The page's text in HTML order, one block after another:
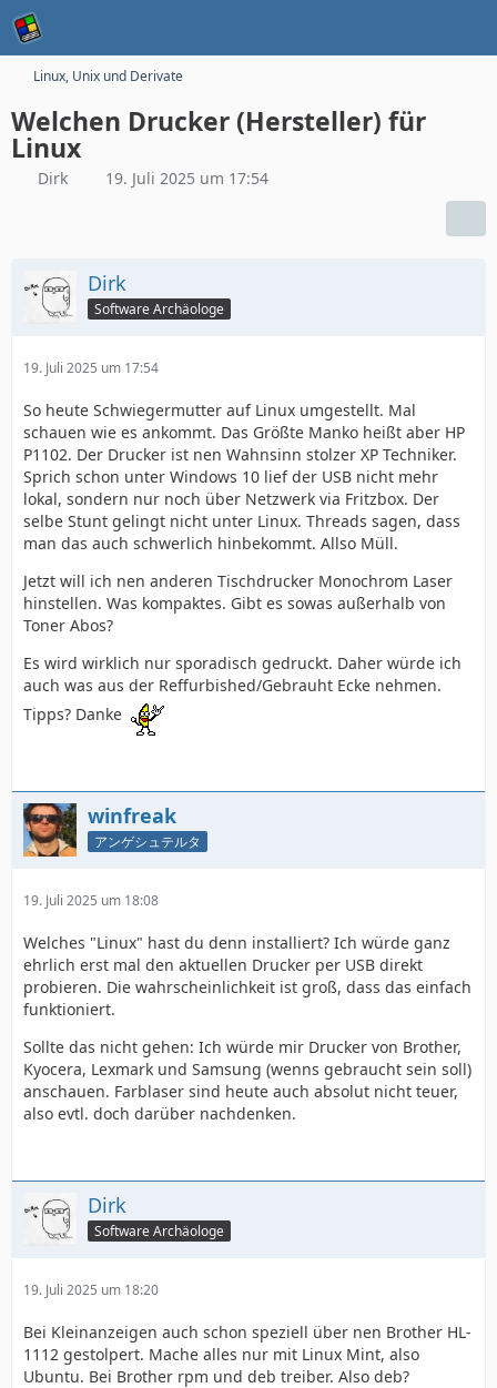
Linux, Unix und Derivate
Welchen Drucker (Hersteller) für
Linux
Dirk 19. Juli 2025 um 17:54
Dirk
Software Archäologe
19. Juli 2025 um 17:54
So heute Schwiegermutter auf Linux umgestellt. Mal
schauen wie es ankommt. Das Größte Manko heißt aber HP
P1102. Der Drucker ist nen Wahnsinn stolzer XP Techniker.
Sprich schon unter Windows 10 lief der USB nicht mehr
lokal, sondern nur noch über Netzwerk via Fritzbox. Der
selbe Stunt gelingt nicht unter Linux. Threads sagen, dass
man das auch schwerlich hinbekommt. Allso Müll.
Jetzt will ich nen anderen Tischdrucker Monochrom Laser
hinstellen. Was kompaktes. Gibt es sowas außerhalb von
Toner Abos?
Es wird wirklich nur sporadisch gedruckt. Daher würde ich
auch was aus der Reffurbished/Gebrauht Ecke nehmen.
Tipps? Danke
winfreak
アンゲシュテルタ
19. Juli 2025 um 18:08
Welches "Linux" hast du denn installiert? Ich würde ganz
ehrlich erst mal den aktuellen Drucker per USB direkt
probieren. Die wahrscheinlichkeit ist groß, dass das einfach
funktioniert.
Sollte das nicht gehen: Ich würde mir Drucker von Brother,
Kyocera, Lexmark und Samsung (wenns gebraucht sein soll)
anschauen. Farblaser sind heute auch absolut nicht teuer,
also evtl. doch darüber nachdenken.
Dirk
Software Archäologe
19. Juli 2025 um 18:20
Bei Kleinanzeigen auch schon speziell über nen Brother HL-
1112 gestolpert. Mache alles nur mit Linux Mint, also
Ubuntu. Bei Brother rpm und deb treiber. Also deb?